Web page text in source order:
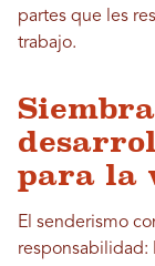
partes que les
trabajo.
para la
El senderismo
responsabilidad: